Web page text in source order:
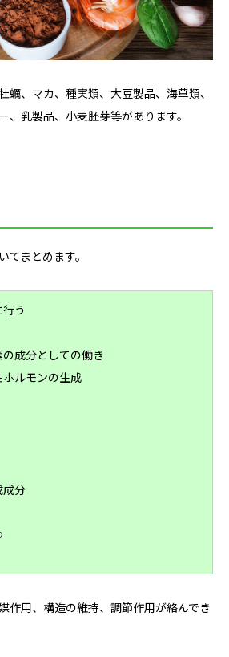
蠣、マカ、種実類、大豆製品、海草類、
、乳製品、小麦胚芽等があります。
てまとめます。
う
成分としての働き
ルモンの生成
成分
作用、構造の維持、調節作用が絡んでき